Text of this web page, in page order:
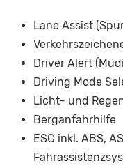
Lane Assist
Driver Alert
Driving Mode
Licht- und
Berganfahrhilfe
ESC inkl. ABS,